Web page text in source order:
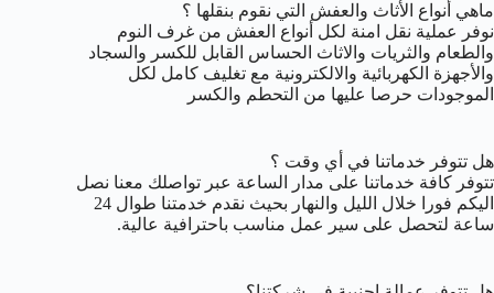
ماهي أنواع الأثاث والعفش التي نقوم بنقلها ؟
نوفر عملية نقل امنة لكل أنواع العفش من غرف النوم
والطعام والثريات والاثاث الحساس القابل للكسر والسجاد
والأجهزة الكهربائية والالكترونية مع تغليف كامل لكل
الموجودات حرصا عليها من التحطم والكسر
هل تتوفر خدماتنا في أي وقت ؟
تتوفر كافة خدماتنا على مدار الساعة عبر تواصلك معنا نصل
اليكم فورا خلال الليل والنهار بحيث نقدم خدمتنا طوال 24
ساعة لتحصل على سير عمل مناسب باحترافية عالية.